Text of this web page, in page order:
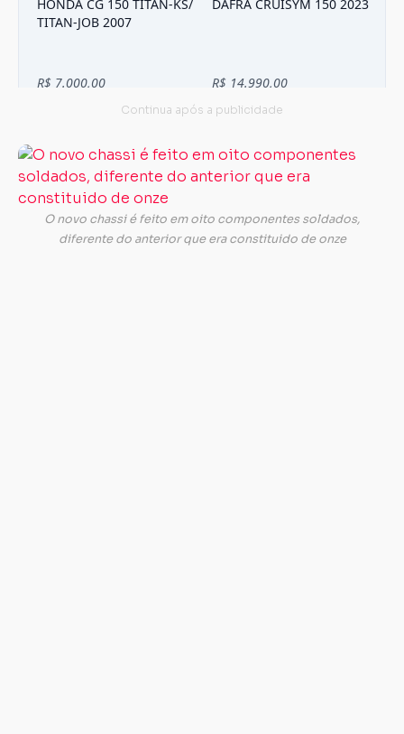
O novo chassi é feito em oito componentes soldados,
diferente do anterior que era constituido de onze